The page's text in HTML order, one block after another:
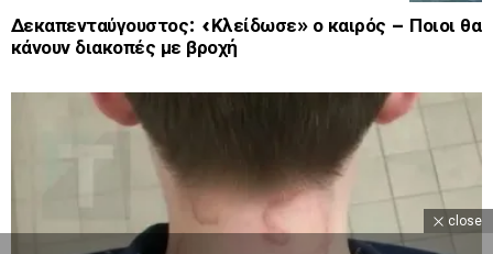
Δεκαπενταύγουστος: «Κλείδωσε» ο καιρός – Ποιοι θα
κάνουν διακοπές με βροχή
close